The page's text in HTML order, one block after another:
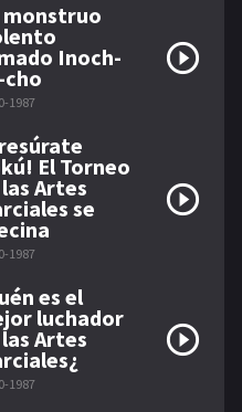
monstruo
Inoch-
cho
1987
El Torneo
Artes
se
1987
es el
luchador
Artes
1987